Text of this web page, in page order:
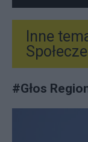
Inne
#Głos